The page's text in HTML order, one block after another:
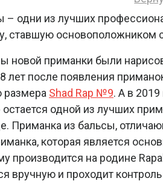
одни из лучших
ставшую
новой приманки были
лет после появления
размера Shad Rap №9. А в 2019
одной из лучших
Приманка из бальсы,
которая является
на родине
вручную и проходит контроль